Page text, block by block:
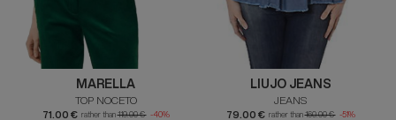
MARELLA
TOP NOCETO
71.00 € rather than119.00 € -40%
LIUJO JEANS
JEANS
79.00 € rather than160.00 € -51%